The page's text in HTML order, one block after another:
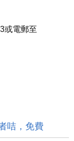
或電郵至
咭，免費